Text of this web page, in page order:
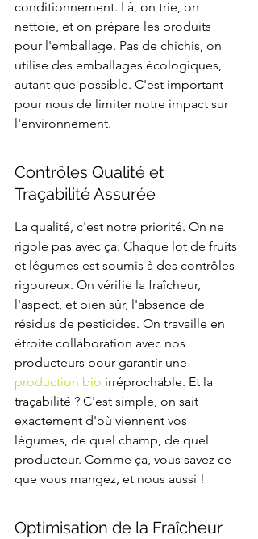
conditionnement. Là, on trie, on
nettoie, et on prépare les produits
pour l'emballage. Pas de chichis, on
utilise des emballages écologiques,
autant que possible. C'est important
pour nous de limiter notre impact sur
l'environnement.
Contrôles Qualité et
Traçabilité Assurée
La qualité, c'est notre priorité. On ne
rigole pas avec ça. Chaque lot de fruits
et légumes est soumis à des contrôles
rigoureux. On vérifie la fraîcheur,
l'aspect, et bien sûr, l'absence de
résidus de pesticides. On travaille en
étroite collaboration avec nos
producteurs pour garantir une
production bio irréprochable. Et la
traçabilité ? C'est simple, on sait
exactement d'où viennent vos
légumes, de quel champ, de quel
producteur. Comme ça, vous savez ce
que vous mangez, et nous aussi !
Optimisation de la Fraîcheur